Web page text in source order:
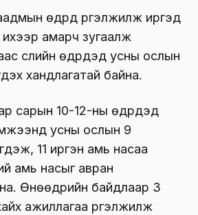
өдрүүд үргэлжилж иргэд
ихээр амарч зугаалж
сүүлийн өдрүүдэд усны ослын
хандлагатай байна.
сарын 10-12-ны өдрүүдэд
усны ослын 9
11 иргэн амь насаа
амь насыг авран
Өнөөдрийн байдлаар 3
ажиллагаа үргэлжилж